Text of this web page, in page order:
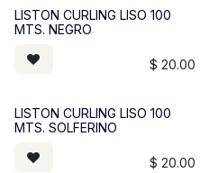
LISTON CURLING LISO 100
MTS. NEGRO
$ 20.00
LISTON CURLING LISO 100
MTS. SOLFERINO
$ 20.00